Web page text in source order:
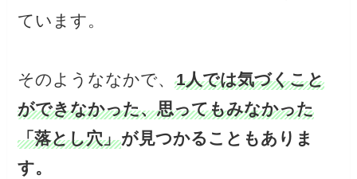
ています。
そのようななかで、1人では気づくこと
ができなかった、思ってもみなかった
「落とし穴」が見つかることもありま
す。